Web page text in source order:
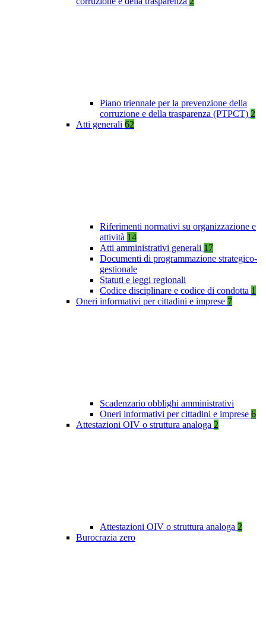
Piano triennale per la prevenzione della
corruzione e della trasparenza (PTPCT) 2
Atti generali 62
Riferimenti normativi su organizzazione e
attività 14
Atti amministrativi generali 17
Documenti di programmazione strategico-
gestionale
Statuti e leggi regionali
Codice disciplinare e codice di condotta 1
Oneri informativi per cittadini e imprese 7
Scadenzario obblighi amministrativi
Oneri informativi per cittadini e imprese 6
Attestazioni OIV o struttura analoga 2
Attestazioni OIV o struttura analoga 2
Burocrazia zero